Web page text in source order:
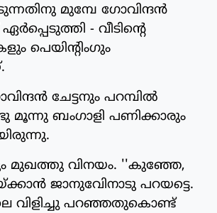
മുമ്പേ ഗോവിന്ദന്‍
ഏര്‍പ്പെടുത്തി - വീടിന്റെ
പെയിന്റിംഗും
ചേട്ടനും പറമ്പില്‍
മൂന്നു ബംഗാളി പണിക്കാരും
മുഖത്തു വിനയം. ''കുഞ്ഞേ,
ജാനുവിേനാടു പറയട്ടെ.
വിളിച്ചു പറഞ്ഞതുകൊണ്ട്